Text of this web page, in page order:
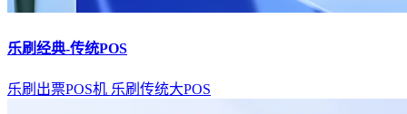
乐刷经典-传统POS
乐刷出票POS机 乐刷传统大POS